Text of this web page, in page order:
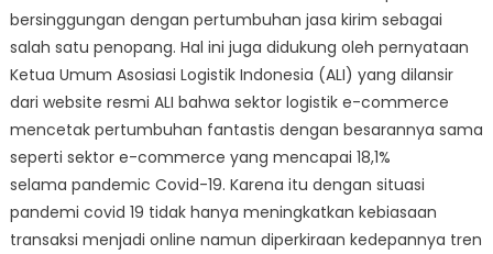
bersinggungan dengan pertumbuhan jasa kirim sebagai
salah satu penopang. Hal ini juga didukung oleh pernyataan
Ketua Umum Asosiasi Logistik Indonesia (ALI) yang dilansir
dari website resmi ALI bahwa sektor logistik e-commerce
mencetak pertumbuhan fantastis dengan besarannya sama
seperti sektor e-commerce yang mencapai 18,1%
selama pandemic Covid-19. Karena itu dengan situasi
pandemi covid 19 tidak hanya meningkatkan kebiasaan
transaksi menjadi online namun diperkiraan kedepannya tren